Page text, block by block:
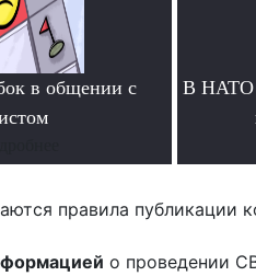
в общении с
В НАТО
правила публикации
о проведении